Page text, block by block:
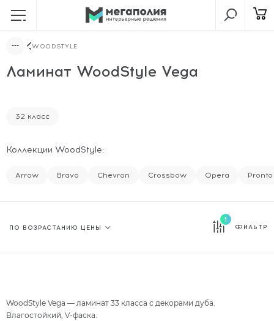
WOODSTYLE
Ламинат WoodStyle Vega
32 класс
Коллекции WoodStyle:
Arrow Bravo Chevron Crossbow Opera Pronto
1
ФИЛЬТР
WoodStyle Vega — ламинат 33 класса с декорами дуба.
Влагостойкий, V-фаска.